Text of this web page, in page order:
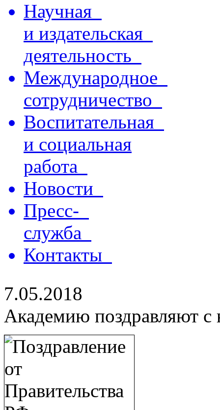
Научная
и издательская
деятельность
Международное
сотрудничество
Воспитательная
и социальная
работа
Новости
Пресс-
служба
Контакты
7.05.2018
Академию поздравляют с